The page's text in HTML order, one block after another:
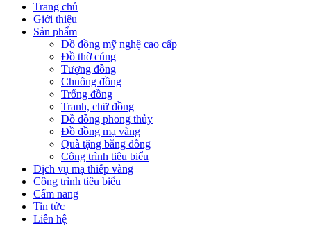
Trang chủ
Giới thiệu
Sản phẩm
Đồ đồng mỹ nghệ cao cấp
Đồ thờ cúng
Tượng đồng
Chuông đồng
Trống đồng
Tranh, chữ đồng
Đồ đồng phong thủy
Đồ đồng mạ vàng
Quà tặng bằng đồng
Công trình tiêu biểu
Dịch vụ mạ thiếp vàng
Công trình tiêu biểu
Cẩm nang
Tin tức
Liên hệ